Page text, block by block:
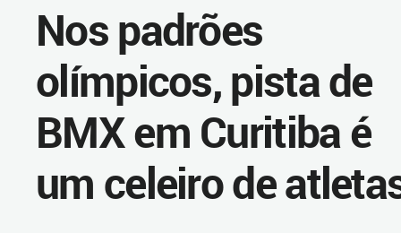
Nos padrões
olímpicos, pista de
BMX em Curitiba é
um celeiro de